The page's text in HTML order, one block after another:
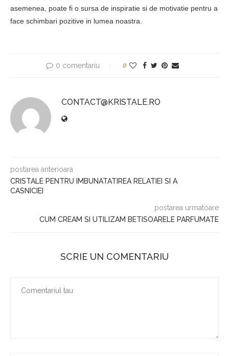
asemenea, poate fi o sursa de inspiratie si de motivatie pentru a
face schimbari pozitive in lumea noastra.
0 comentariu 0
CONTACT@KRISTALE.RO
postarea anterioara
CRISTALE PENTRU IMBUNATATIREA RELATIEI SI A
CASNICIEI
postarea urmatoare
CUM CREAM SI UTILIZAM BETISOARELE PARFUMATE
SCRIE UN COMENTARIU